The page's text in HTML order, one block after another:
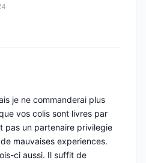
je ne commanderai plus
vos colis sont livres par
pas un partenaire privilegie
mauvaises experiences.
ci aussi. Il suffit de